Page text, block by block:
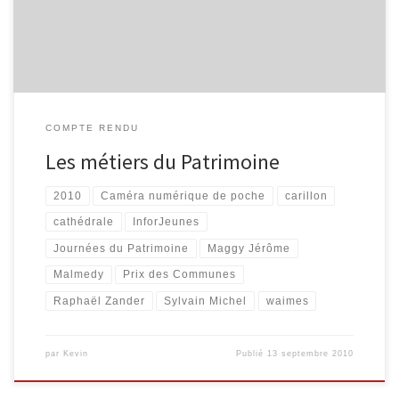
COMPTE RENDU
Les métiers du Patrimoine
2010 Caméra numérique de poche carillon
cathédrale InforJeunes
Journées du Patrimoine Maggy Jérôme
Malmedy Prix des Communes
Raphaël Zander Sylvain Michel waimes
par Kevin Publié 13 septembre 2010